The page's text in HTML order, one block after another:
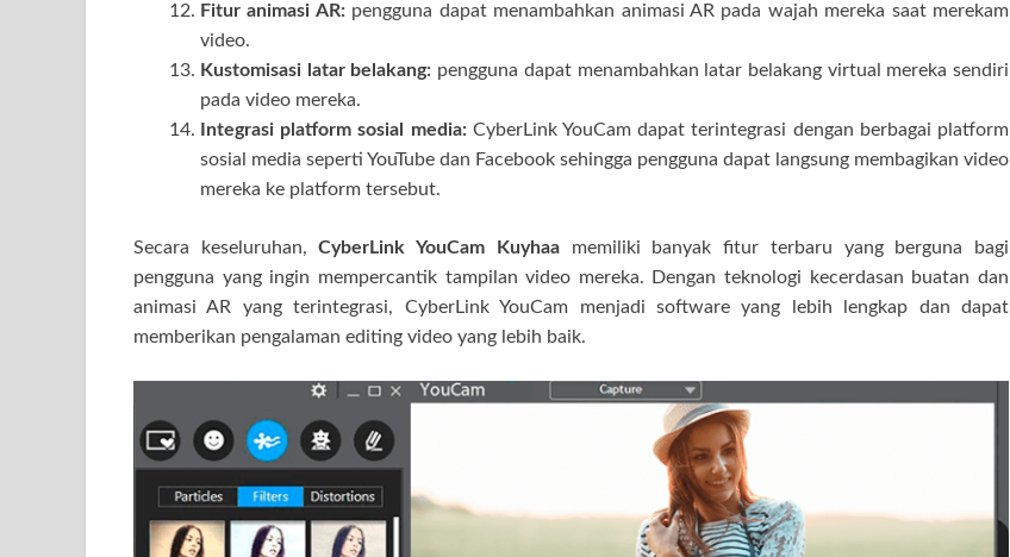
Fitur animasi AR:pengguna dapat menambahkan animasi AR pada wajah mereka saat merekam
video.
Kustomisasi latar belakang: pengguna dapat menambahkan latar belakang virtual mereka sendiri
pada video mereka.
Integrasi platform sosial media:CyberLink YouCam dapat terintegrasi dengan berbagai platform
sosial media seperti YouTube dan Facebook sehingga pengguna dapat langsung membagikan video
mereka ke platform tersebut.
Secara keseluruhan,CyberLink YouCam Kuyhaamemiliki banyak fitur terbaru yang berguna bagi
pengguna yang ingin mempercantik tampilan video mereka. Dengan teknologi kecerdasan buatan dan
animasi AR yang terintegrasi, CyberLink YouCam menjadi software yang lebih lengkap dan dapat
memberikan pengalaman editing video yang lebih baik.